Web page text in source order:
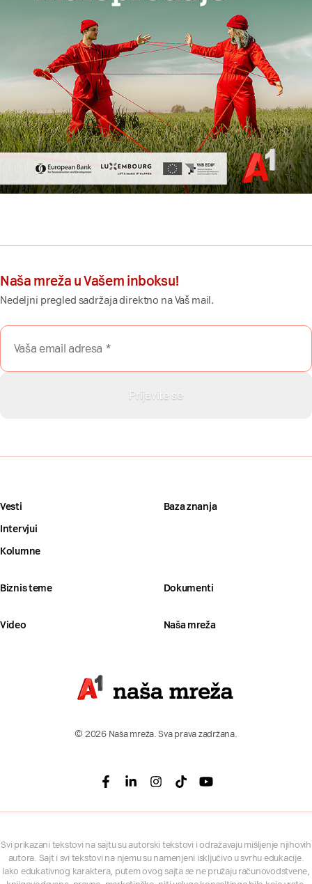
Naša mreža u Vašem inboksu!
Nedeljni pregled sadržaja direktno na Vaš mail.
Vesti
Intervjui
Kolumne
Baza znanja
Biznis teme Dokumenti
Video Naša mreža
© 2026 Naša mreža. Sva prava zadržana.
Facebook
LinkedinInstagram
TiktokYoutube
Svi prikazani tekstovi na sajtu su autorski tekstovi i odražavaju mišljenje njihovih
autora. Sajt i svi tekstovi na njemu su namenjeni isključivo u svrhu edukacije.
Iako edukativnog karaktera, putem ovog sajta se ne pružaju računovodstvene,